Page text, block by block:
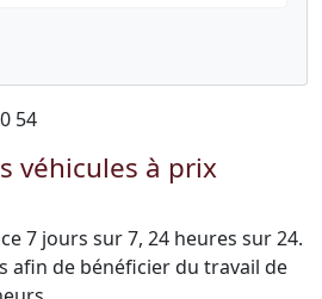
54
véhicules à prix
7 jours sur 7, 24 heures sur 24.
afin de bénéficier du travail de